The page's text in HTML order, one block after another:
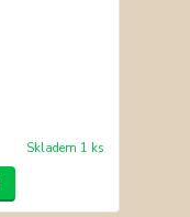
Skladem 1 ks